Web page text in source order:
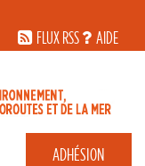
FLUX RSS
AIDE
ADHÉSION